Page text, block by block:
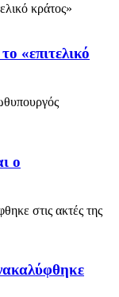
«επιτελικό
ο